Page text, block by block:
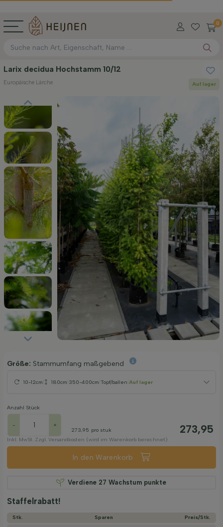
0
Larix decidua Hochstamm 10/12
Europäische Lärche Auf lager
Größe: Stammumfang maßgebend
10-12cm 180cm 350-400cm Topf/ballen Auf lager
Anzahl Stück
- +
273,95 pro stuk 273,95
Inkl. MwSt. Zzgl. Versandkosten (wird im Warenkorb berechnet)
In den Warenkorb
Verdiene 27 Wachstum punkte
Staffelrabatt!
Stk. Sparen
Preis/­Stk.